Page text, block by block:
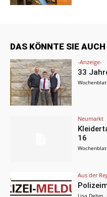
DAS KÖNNTE SIE
-Anzeige-
33
Neumarkt
16
Aus der
Lisa Dehm -